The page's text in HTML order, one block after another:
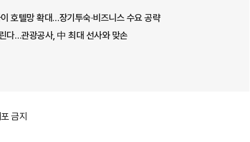
호텔망 확대…장기투숙·비즈니스 수요 공략
다…관광공사, 中 최대 선사와 맞손
금지